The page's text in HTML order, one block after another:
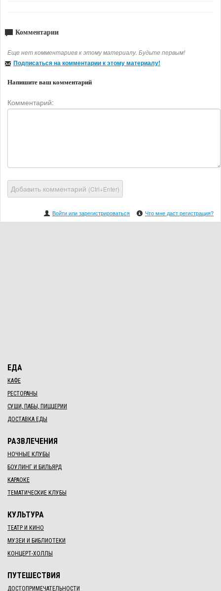
Комментарии
Еще нет комментариев к этому материалу. Будьте первым!
Подписаться на комментарии к этому материалу!
Напишите ваш комментарий
Комментарий:
Добавить комментарий (Ctrl+Enter)
Войти или зарегистрироваться Что мне даст регистрация?
ЕДА
КАФЕ
РЕСТОРАНЫ
СУШИ, ПАБЫ, ПИЦЦЕРИИ
ДОСТАВКА ЕДЫ
РАЗВЛЕЧЕНИЯ
НОЧНЫЕ КЛУБЫ
БОУЛИНГ И БИЛЬЯРД
КАРАОКЕ
ТЕМАТИЧЕСКИЕ КЛУБЫ
КУЛЬТУРА
ТЕАТР И КИНО
МУЗЕИ И БИБЛИОТЕКИ
КОНЦЕРТ-ХОЛЛЫ
ПУТЕШЕСТВИЯ
ДОСТОПРИМЕЧАТЕЛЬНОСТИ